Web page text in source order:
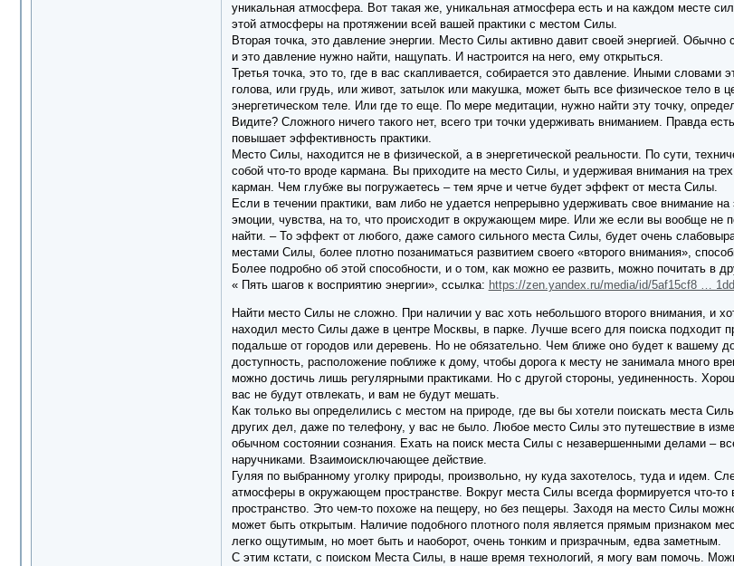
уникальная атмосфера. Вот такая же, уникальная атмосфера есть и на каждом месте
этой атмосферы на протяжении всей вашей практики с местом Силы.
Вторая точка, это давление энергии. Место Силы активно давит своей энергией.
и это давление нужно найти, нащупать. И настроится на него, ему открыться.
Третья точка, это то, где в вас скапливается, собирается это давление. Иными
голова, или грудь, или живот, затылок или макушка, может быть все физическое тело в
энергетическом теле. Или где то еще. По мере медитации, нужно найти эту точку,
Видите? Сложного ничего такого нет, всего три точки удерживать вниманием. Правда
повышает эффективность практики.
Место Силы, находится не в физической, а в энергетической реальности. По сути,
собой что-то вроде кармана. Вы приходите на место Силы, и удерживая внимания на
карман. Чем глубже вы погружаетесь – тем ярче и четче будет эффект от места Силы.
Если в течении практики, вам либо не удается непрерывно удерживать свое внимание
эмоции, чувства, на то, что происходит в окружающем мире. Или же если вы вообще не
найти. – То эффект от любого, даже самого сильного места Силы, будет очень
местами Силы, более плотно позаниматься развитием своего «второго внимания»,
Более подробно об этой способности, и о том, как можно ее развить, можно почитать в
« Пять шагов к восприятию энергии», ссылка: https://zen.yandex.ru/media/id/5af15cf8 …
Найти место Силы не сложно. При наличии у вас хоть небольшого второго внимания, и
находил место Силы даже в центре Москвы, в парке. Лучше всего для поиска подходит
подальше от городов или деревень. Но не обязательно. Чем ближе оно будет к вашему
доступность, расположение поближе к дому, чтобы дорога к месту не занимала много
можно достичь лишь регулярными практиками. Но с другой стороны, уединенность.
вас не будут отвлекать, и вам не будут мешать.
Как только вы определились с местом на природе, где вы бы хотели поискать места
других дел, даже по телефону, у вас не было. Любое место Силы это путешествие в
обычном состоянии сознания. Ехать на поиск места Силы с незавершенными делами –
наручниками. Взаимоисключающее действие.
Гуляя по выбранному уголку природы, произвольно, ну куда захотелось, туда и идем.
атмосферы в окружающем пространстве. Вокруг места Силы всегда формируется что-
пространство. Это чем-то похоже на пещеру, но без пещеры. Заходя на место Силы
может быть открытым. Наличие подобного плотного поля является прямым признаком
легко ощутимым, но моет быть и наоборот, очень тонким и призрачным, едва заметным.
С этим кстати, с поиском Места Силы, в наше время технологий, я могу вам помочь.